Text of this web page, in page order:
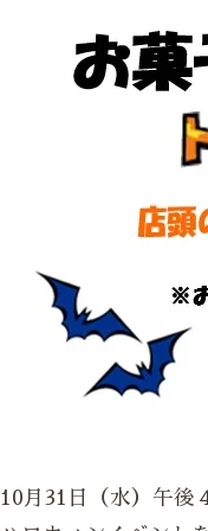
10月31日（水）午後